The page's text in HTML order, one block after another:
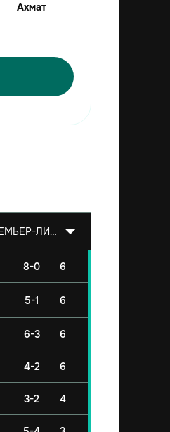
Ахмат
АЛЬФА-БАНК РОССИЙСКАЯ ПРЕМЬЕР-ЛИГА 2026/2027
8-0 6
5-1 6
6-3 6
4-2 6
3-2 4